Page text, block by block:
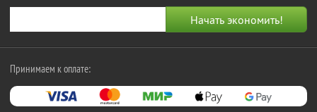
Принимаем к оплате: